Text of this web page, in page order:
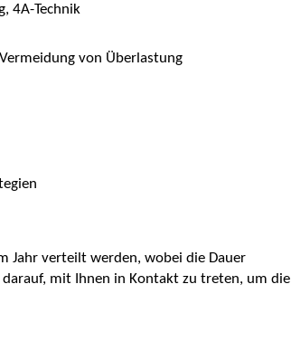
4A-Technik
von Überlastung
Jahr verteilt werden, wobei die Dauer
mit Ihnen in Kontakt zu treten, um die